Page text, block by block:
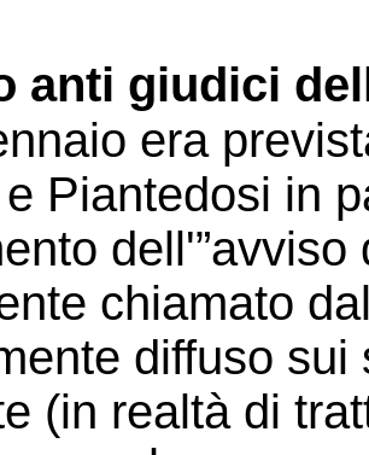
anti giudici
era
Piantedosi in
chiamato
diffuso
(in realtà di